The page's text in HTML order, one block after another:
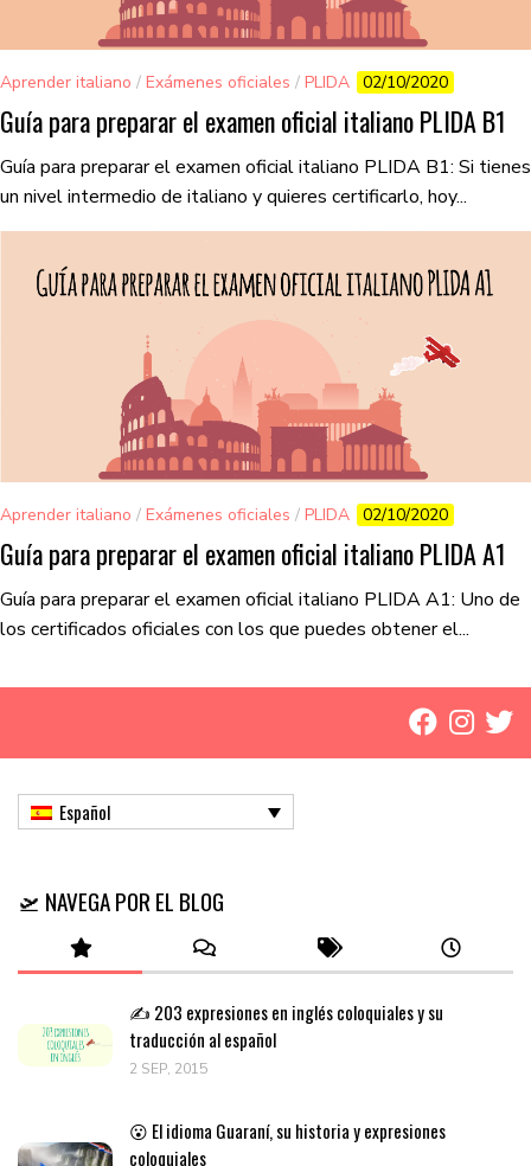
Aprender italiano / Exámenes oficiales / PLIDA 02/10/2020
Guía para preparar el examen oficial italiano PLIDA B1
Guía para preparar el examen oficial italiano PLIDA B1: Si tienes
un nivel intermedio de italiano y quieres certificarlo, hoy...
Aprender italiano / Exámenes oficiales / PLIDA 02/10/2020
Guía para preparar el examen oficial italiano PLIDA A1
Guía para preparar el examen oficial italiano PLIDA A1: Uno de
los certificados oficiales con los que puedes obtener el...
Español
🛫 NAVEGA POR EL BLOG
✍️ 203 expresiones en inglés coloquiales y su
traducción al español
2 SEP, 2015
😮 El idioma Guaraní, su historia y expresiones
coloquiales